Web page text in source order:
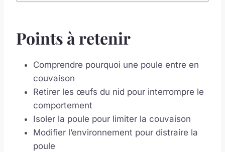
Points à retenir
Comprendre pourquoi une poule entre en
couvaison
Retirer les œufs du nid pour interrompre le
comportement
Isoler la poule pour limiter la couvaison
Modifier l’environnement pour distraire la
poule